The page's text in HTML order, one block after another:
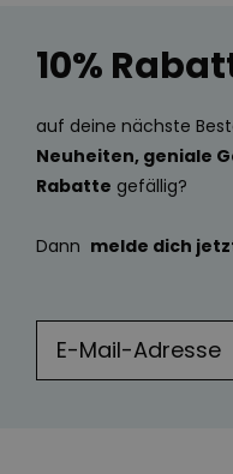
10%
auf deine nächste
Neuheiten, geniale
Rabatte gefällig?
Dann melde dich